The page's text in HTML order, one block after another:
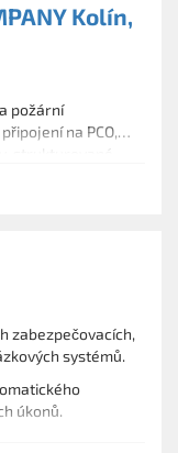
Kolín,
požární
na PCO,
strukturované
ozvučení a
servis a
zabezpečovacích,
systémů.
úkonů.